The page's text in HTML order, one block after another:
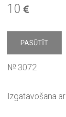
10
PASŪTĪT
№ 3072
Izgatavošana